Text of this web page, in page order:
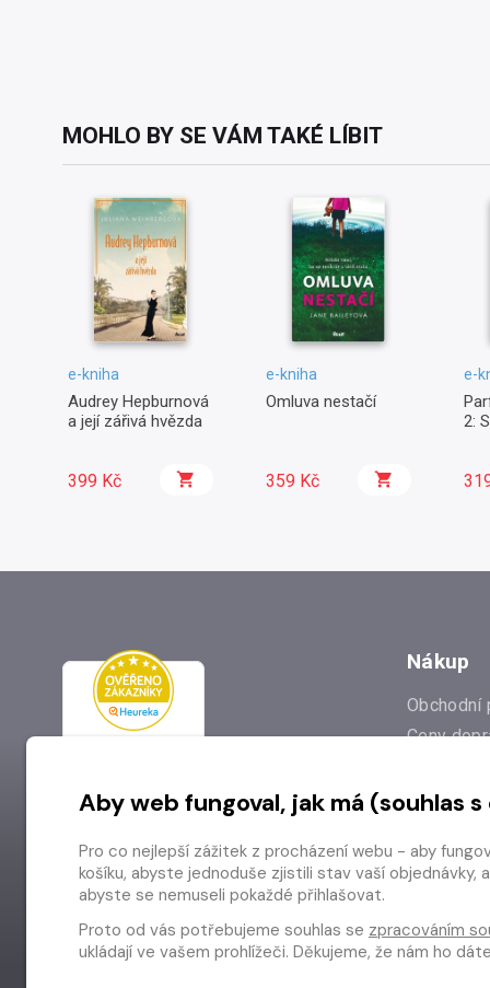
MOHLO BY SE VÁM TAKÉ LÍBIT
e-kniha
Audrey Hepburnová
a její zářivá hvězda
399 Kč
e-kniha
Omluva nestačí
359 Kč
e-
2:
Nákup
Obchodní
Ceny
Prodejna
Aby web fungoval, jak má (souhlas
Pro co nejlepší zážitek z procházení webu - aby
košíku, abyste jednoduše zjistili stav vaší objednávky,
abyste se nemuseli pokaždé přihlašovat.
Proto od vás potřebujeme souhlas se zpracováním
ukládají ve vašem prohlížeči. Děkujeme, že nám ho